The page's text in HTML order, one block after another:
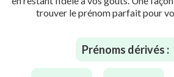
trouver le prénom parfait pour
Prénoms dérivés :